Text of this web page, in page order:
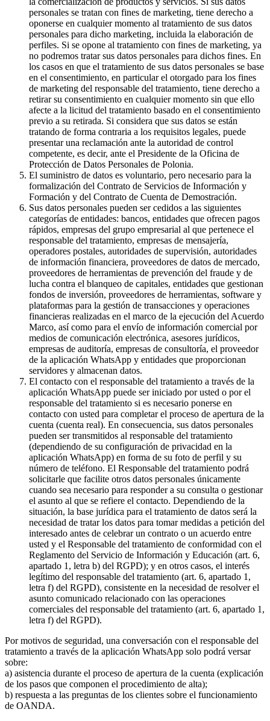
personales se tratan con fines de marketing, tiene derecho a
oponerse en cualquier momento al tratamiento de sus datos
personales para dicho marketing, incluida la elaboración de
perfiles. Si se opone al tratamiento con fines de marketing, ya
no podremos tratar sus datos personales para dichos fines. En
los casos en que el tratamiento de sus datos personales se base
en el consentimiento, en particular el otorgado para los fines
de marketing del responsable del tratamiento, tiene derecho a
retirar su consentimiento en cualquier momento sin que ello
afecte a la licitud del tratamiento basado en el consentimiento
previo a su retirada. Si considera que sus datos se están
tratando de forma contraria a los requisitos legales, puede
presentar una reclamación ante la autoridad de control
competente, es decir, ante el Presidente de la Oficina de
Protección de Datos Personales de Polonia.
El suministro de datos es voluntario, pero necesario para la
formalización del Contrato de Servicios de Información y
Formación y del Contrato de Cuenta de Demostración.
Sus datos personales pueden ser cedidos a las siguientes
categorías de entidades: bancos, entidades que ofrecen pagos
rápidos, empresas del grupo empresarial al que pertenece el
responsable del tratamiento, empresas de mensajería,
operadores postales, autoridades de supervisión, autoridades
de información financiera, proveedores de datos de mercado,
proveedores de herramientas de prevención del fraude y de
lucha contra el blanqueo de capitales, entidades que gestionan
fondos de inversión, proveedores de herramientas, software y
plataformas para la gestión de transacciones y operaciones
financieras realizadas en el marco de la ejecución del Acuerdo
Marco, así como para el envío de información comercial por
medios de comunicación electrónica, asesores jurídicos,
empresas de auditoría, empresas de consultoría, el proveedor
de la aplicación WhatsApp y entidades que proporcionan
servidores y almacenan datos.
El contacto con el responsable del tratamiento a través de la
aplicación WhatsApp puede ser iniciado por usted o por el
responsable del tratamiento si es necesario ponerse en
contacto con usted para completar el proceso de apertura de la
cuenta (cuenta real). En consecuencia, sus datos personales
pueden ser transmitidos al responsable del tratamiento
(dependiendo de su configuración de privacidad en la
aplicación WhatsApp) en forma de su foto de perfil y su
número de teléfono. El Responsable del tratamiento podrá
solicitarle que facilite otros datos personales únicamente
cuando sea necesario para responder a su consulta o gestionar
el asunto al que se refiere el contacto. Dependiendo de la
situación, la base jurídica para el tratamiento de datos será la
necesidad de tratar los datos para tomar medidas a petición del
interesado antes de celebrar un contrato o un acuerdo entre
usted y el Responsable del tratamiento de conformidad con el
Reglamento del Servicio de Información y Educación (art. 6,
apartado 1, letra b) del RGPD); y en otros casos, el interés
legítimo del responsable del tratamiento (art. 6, apartado 1,
letra f) del RGPD), consistente en la necesidad de resolver el
asunto comunicado relacionado con las operaciones
comerciales del responsable del tratamiento (art. 6, apartado 1,
letra f) del RGPD).
Por motivos de seguridad, una conversación con el responsable del
tratamiento a través de la aplicación WhatsApp solo podrá versar
sobre:
a) asistencia durante el proceso de apertura de la cuenta (explicación
de los pasos que componen el procedimiento de alta);
b) respuesta a las preguntas de los clientes sobre el funcionamiento
de OANDA.